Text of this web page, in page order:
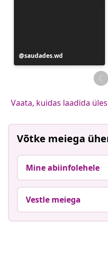
Postitus
avaldatud
saudades.wd
Vaata, kuidas laadida
Võtke meiega
Mine abiinfolehele
Vestle meiega